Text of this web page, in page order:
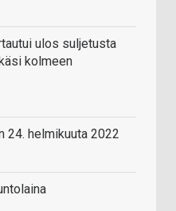
ulos suljetusta
kolmeen
24. helmikuuta 2022